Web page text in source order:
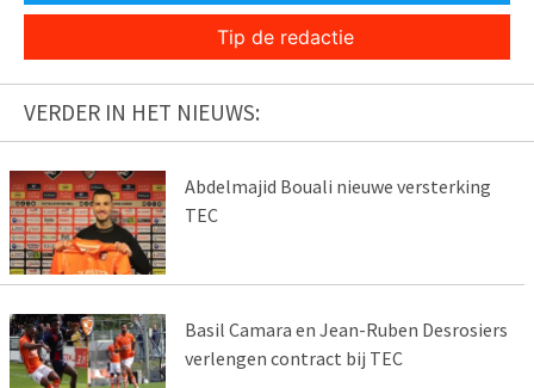
Tip de redactie
VERDER IN HET NIEUWS:
Abdelmajid Bouali nieuwe versterking
TEC
Basil Camara en Jean-Ruben Desrosiers
verlengen contract bij TEC